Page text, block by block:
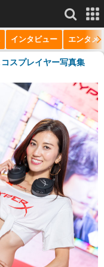
もっと見る
インタビュー エンタメ
スプレイヤー写真集